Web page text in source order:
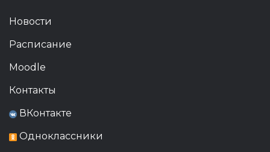
Новости
Расписание
Moodle
Контакты
ВКонтакте
Одноклассники